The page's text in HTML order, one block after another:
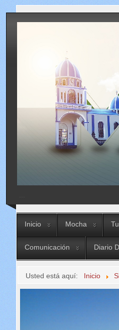
Inicio Mocha
Comunicación Diario
Usted está aquí: Inicio